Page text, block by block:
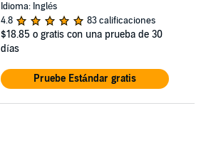
Idioma: Inglés
4.8
83 calificaciones
$18.85 o gratis con una prueba de 30
días
Pruebe Estándar gratis